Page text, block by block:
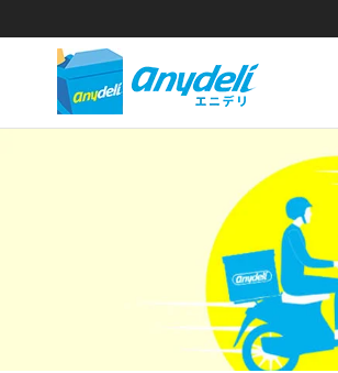
株式
会社
公式
サイ
ト
価
フ
ー
ド
デ
リ
バ
リ